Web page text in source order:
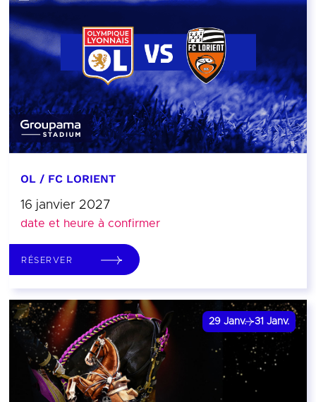
OL / FC LORIENT
16 janvier 2027
date et heure à confirmer
RÉSERVER
29 Janv. 31 Janv.